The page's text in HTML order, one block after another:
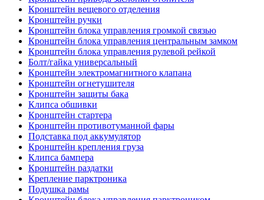
Кронштейн вещевого отделения
Кронштейн ручки
Кронштейн блока управления громкой связью
Кронштейн блока управления центральным замком
Кронштейн блока управления рулевой рейкой
Болт/гайка универсальный
Кронштейн электромагнитного клапана
Кронштейн огнетушителя
Кронштейн защиты бака
Клипса обшивки
Кронштейн стартера
Кронштейн противотуманной фары
Подставка под аккумулятор
Кронштейн крепления груза
Клипса бампера
Кронштейн раздатки
Крепление парктроника
Подушка рамы